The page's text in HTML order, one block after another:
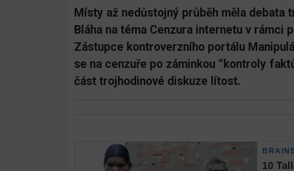
Místy až nedůstojný průběh měla debata
Bláha na téma Cenzura internetu v rámci
Zástupce kontroverzního portálu
se na cenzuře po záminkou “kontroly
část trojhodinové diskuze lítost.